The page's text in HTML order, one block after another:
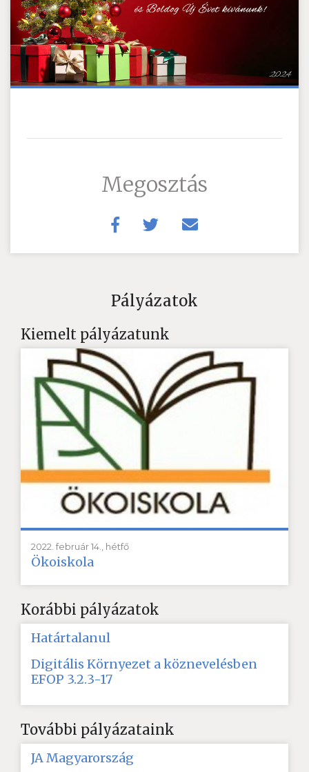
Megosztás
Pályázatok
Korábbi pályázatok
Határtalanul
Digitális Környezet a köznevelésben
EFOP 3.2.3-17
Kiemelt pályázatunk
2022. február 14., hétfő
Ökoiskola
További pályázataink
JA Magyarország